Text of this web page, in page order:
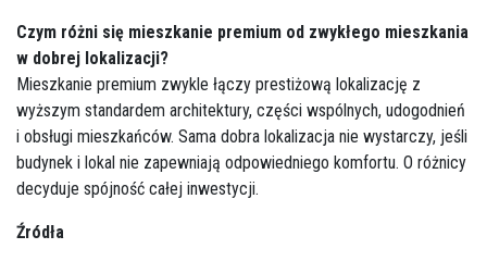
Czym różni się mieszkanie premium od zwykłego mieszkania
w dobrej lokalizacji?
Mieszkanie premium zwykle łączy prestiżową lokalizację z
wyższym standardem architektury, części wspólnych, udogodnień
i obsługi mieszkańców. Sama dobra lokalizacja nie wystarczy, jeśli
budynek i lokal nie zapewniają odpowiedniego komfortu. O różnicy
decyduje spójność całej inwestycji.
Źródła